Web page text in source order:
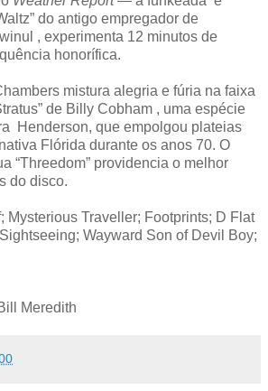
do antigo empregador de
, experimenta 12 minutos de
honorífica.
mistura alegria e fúria na faixa
de Billy Cobham , uma espécie
Henderson, que empolgou plateias
Flórida durante os anos 70. O
“Threedom” providencia o melhor
do disco.
Mysterious Traveller; Footprints; D Flat
Wayward Son of Devil Boy;
Meredith